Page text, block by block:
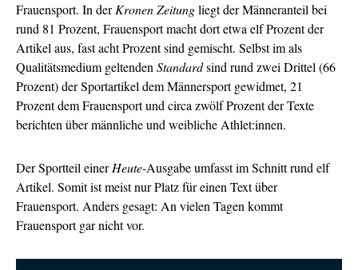
Frauensport. In derKronen Zeitungliegt der Männeranteil bei
rund 81 Prozent, Frauensport macht dort etwa elf Prozent der
Artikel aus, fast acht Prozent sind gemischt. Selbst im als
Qualitätsmedium geltendenStandardsind rund zwei Drittel (66
Prozent) der Sportartikel dem Männersport gewidmet, 21
Prozent dem Frauensport und circa zwölf Prozent der Texte
berichten über männliche und weibliche Athlet:innen.
Der Sportteil einerHeute-Ausgabe umfasst im Schnitt rund elf
Artikel. Somit ist meist nur Platz für einen Text über
Frauensport. Anders gesagt: An vielen Tagen kommt
Frauensport gar nicht vor.